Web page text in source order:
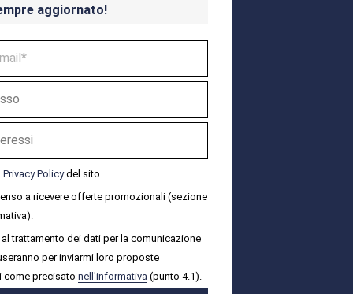
aggiornato!
Privacy Policydel sito.
a ricevere offerte promozionali (sezione
trattamento dei dati per la comunicazione
per inviarmi loro proposte
come precisato nell'informativa (punto 4.1).